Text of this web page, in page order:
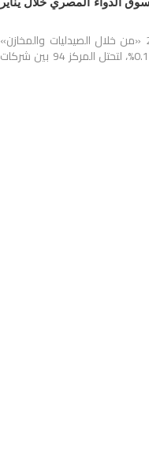
ارتفعت مبيعات شركة تبوك الدوائية، خلال شهر يناير من عام 2025 «من خلال الصيدليات والمخازن»
بنسبة 426%، محققة قيم بيعية 36.6 مليون جنيه، وحصة سوقية 0.17%، لتحتل المركز 94 بين شركات